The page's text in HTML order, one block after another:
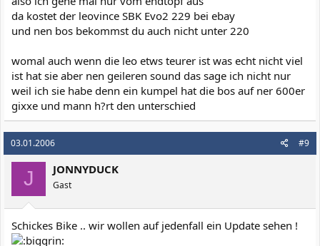
da kostet der leovince SBK Evo2 229 bei ebay
und nen bos bekommst du auch nicht unter 220
womal auch wenn die leo etws teurer ist was echt nicht viel
ist hat sie aber nen geileren sound das sage ich nicht nur
weil ich sie habe denn ein kumpel hat die bos auf ner 600er
gixxe und mann h?rt den unterschied
03.01.2006 #9
J JONNYDUCK
Gast
Schickes Bike .. wir wollen auf jedenfall ein Update sehen !